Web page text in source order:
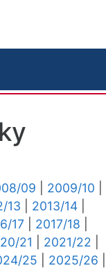
09 2009/10
13 2013/14
17 2017/18
21 2021/22
25 2025/26